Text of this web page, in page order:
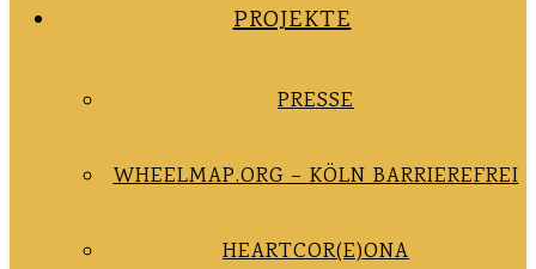
PROJEKTE
PRESSE
WHEELMAP.ORG – KÖLN BARRIEREFREI
HEARTCOR(E)ONA